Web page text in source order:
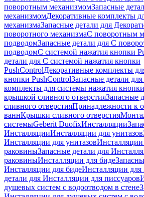
поворотным механизмомЗапасные
механизмомДекоративные комплекты
механизмаЗапасные детали для
поворотного механизмаС поворотным
подводомЗапасные детали для С
подводомС системой нажатия кнопки
детали для С системой нажатия кнопки
PushControlДекоративные комплекты
кнопки PushControlЗапасные детали
комплекты для системы нажатия
крышкой сливного отверстияЗапасные
сливного отверстияПринадлежности к
ваннКрышки сливного отверстия
системыGeberit DuofixИнсталляции
ИнсталляцииИнсталляции для унитазов
Инсталляции для унитазовИнсталляции
раковиныЗапасные детали для
раковиныИнсталляции для биде
Инсталляции для бидеИнсталляции для
детали для Инсталляции для писсуаров
душевых систем с водоотводом в стене